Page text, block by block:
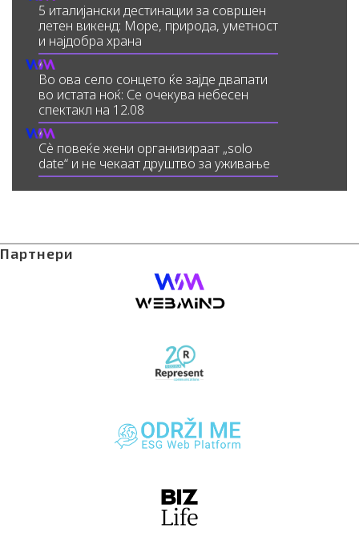
5 италијански дестинации за совршен
летен викенд: Море, природа, уметност
и најдобра храна
Во ова село сонцето ќе зајде двапати
во истата ноќ: Се очекува небесен
спектакл на 12.08
Сè повеќе жени организираат „solo
date“ и не чекаат друштво за уживање
Партнери